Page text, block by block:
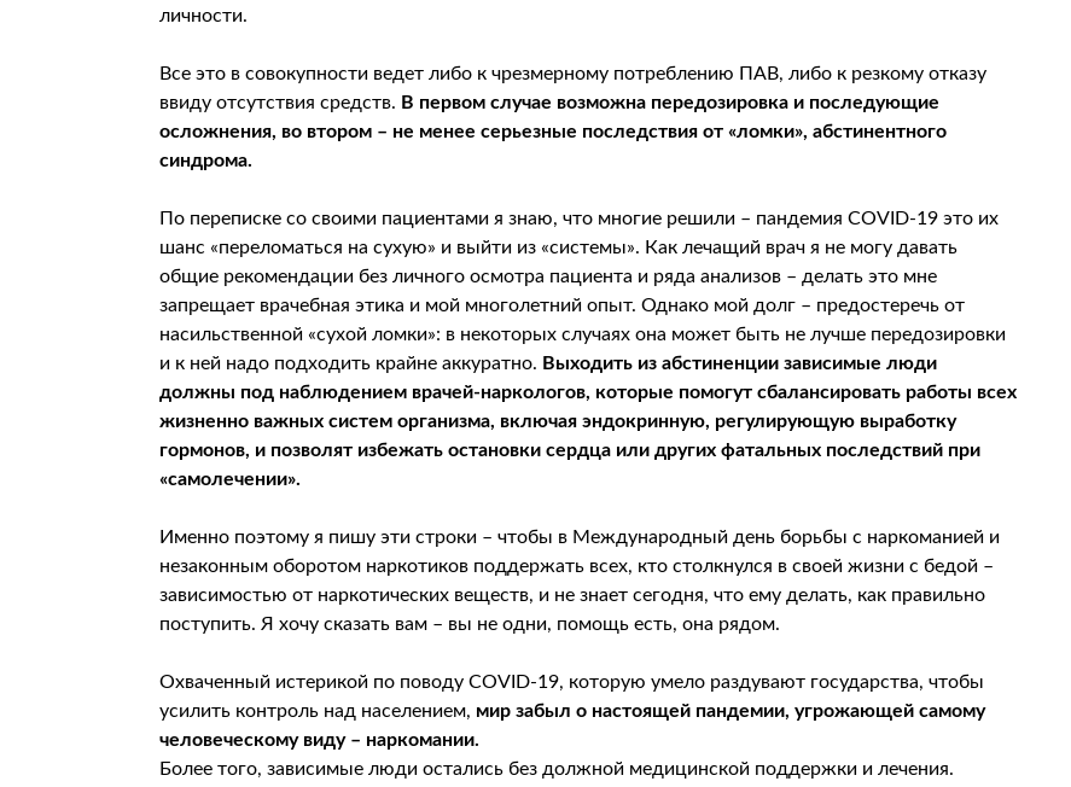
личности.
Все это в совокупности ведет либо к чрезмерному потреблению ПАВ, либо к резкому отказу
ввиду отсутствия средств. В первом случае возможна передозировка и последующие
осложнения, во втором – не менее серьезные последствия от «ломки», абстинентного
синдрома.
По переписке со своими пациентами я знаю, что многие решили – пандемия COVID-19 это их
шанс «переломаться на сухую» и выйти из «системы». Как лечащий врач я не могу давать
общие рекомендации без личного осмотра пациента и ряда анализов – делать это мне
запрещает врачебная этика и мой многолетний опыт. Однако мой долг – предостеречь от
насильственной «сухой ломки»: в некоторых случаях она может быть не лучше передозировки
и к ней надо подходить крайне аккуратно. Выходить из абстиненции зависимые люди
должны под наблюдением врачей-наркологов, которые помогут сбалансировать работы всех
жизненно важных систем организма, включая эндокринную, регулирующую выработку
гормонов, и позволят избежать остановки сердца или других фатальных последствий при
«самолечении».
Именно поэтому я пишу эти строки – чтобы в Международный день борьбы с наркоманией и
незаконным оборотом наркотиков поддержать всех, кто столкнулся в своей жизни с бедой –
зависимостью от наркотических веществ, и не знает сегодня, что ему делать, как правильно
поступить. Я хочу сказать вам – вы не одни, помощь есть, она рядом.
Охваченный истерикой по поводу COVID-19, которую умело раздувают государства, чтобы
усилить контроль над населением, мир забыл о настоящей пандемии, угрожающей самому
человеческому виду – наркомании.
Более того, зависимые люди остались без должной медицинской поддержки и лечения.